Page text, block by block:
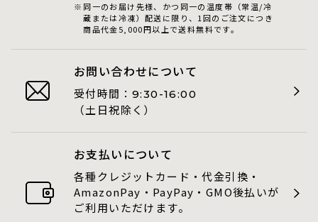
同一のお届け先様、かつ同一の温度帯（常温/冷
蔵または冷凍）配送に限り、1回のご注文につき
商品代金5,000円以上で送料無料です。
お問い合わせについて
受付時間： 9:30-16:00
（土日祝除く）
お支払いについて
各種クレジットカード・代金引換・
AmazonPay・PayPay・GMO後払いが
ご利用いただけます。